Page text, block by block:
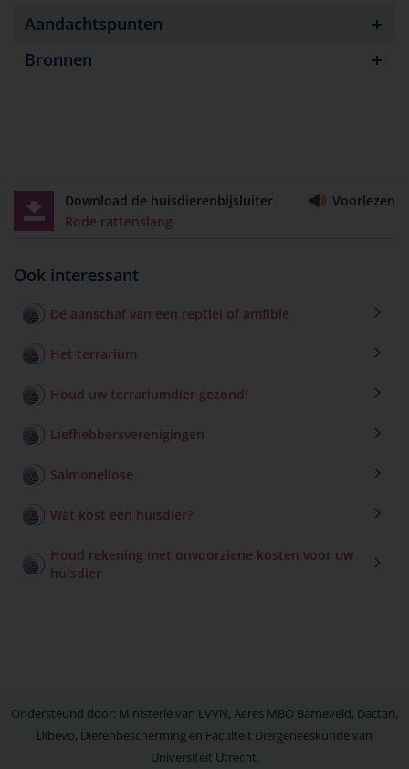
Aandachtspunten
Bronnen
Download de huisdierenbijsluiter
Rode rattenslang
Voorlezen
Ook interessant
De aanschaf van een reptiel of amfibie
Het terrarium
Houd uw terrariumdier gezond!
Liefhebbersverenigingen
Salmonellose
Wat kost een huisdier?
Houd rekening met onvoorziene kosten voor uw
huisdier
Ondersteund door: Ministerie van LVVN, Aeres MBO Barneveld, Dactari,
Dibevo, Dierenbescherming en Faculteit Diergeneeskunde van
Universiteit Utrecht.